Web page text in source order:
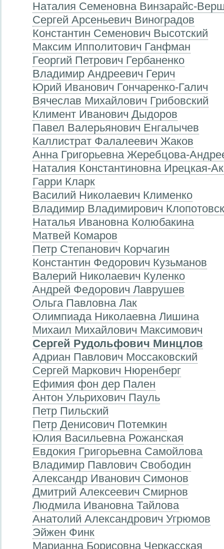
Наталия Семеновна Винзарайс-
Сергей Арсеньевич Виноградов
Константин Семенович Высотский
Максим Ипполитович Ганфман
Георгий Петрович Гербаненко
Владимир Андреевич Герич
Юрий Иванович Гончаренко-Галич
Вячеслав Михайлович Грибовский
Климент Иванович Дыдоров
Павел Валерьянович Енгалычев
Каллистрат Фалалеевич Жаков
Анна Григорьевна Жеребцова-
Наталия Константиновна Ирецкая-
Гарри Кларк
Василий Николаевич Клименко
Владимир Владимирович
Наталья Ивановна Колюбакина
Матвей Комаров
Петр Степанович Корчагин
Константин Федорович Кузьманов
Валерий Николаевич Куленко
Андрей Федорович Лаврушев
Ольга Павловна Лак
Олимпиада Николаевна Лишина
Михаил Михайлович Максимович
Сергей Рудольфович Минцлов
Адриан Павлович Моссаковский
Сергей Маркович Нюренберг
Ефимия фон дер Пален
Антон Ульрихович Пауль
Петр Пильский
Петр Денисович Потемкин
Юлия Васильевна Рожанская
Евдокия Григорьевна Самойлова
Владимир Павлович Свободин
Александр Иванович Симонов
Дмитрий Алексеевич Смирнов
Людмила Ивановна Тайлова
Анатолий Александрович Угрюмов
Эйжен Финк
Марианна Борисовна Черкасская